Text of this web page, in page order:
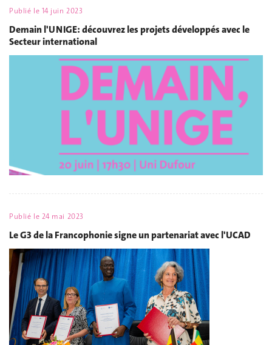
Publié le 14 juin 2023
Demain l'UNIGE: découvrez les projets développés avec le
Secteur international
Publié le 24 mai 2023
Le G3 de la Francophonie signe un partenariat avec l'UCAD